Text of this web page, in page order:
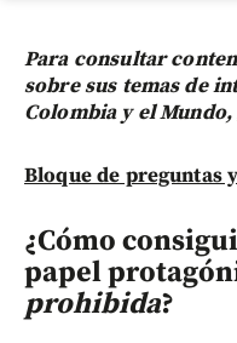
Para consultar
sobre sus temas de
Colombia y el Mundo,
Bloque de preguntas
¿Cómo
papel
prohibida?